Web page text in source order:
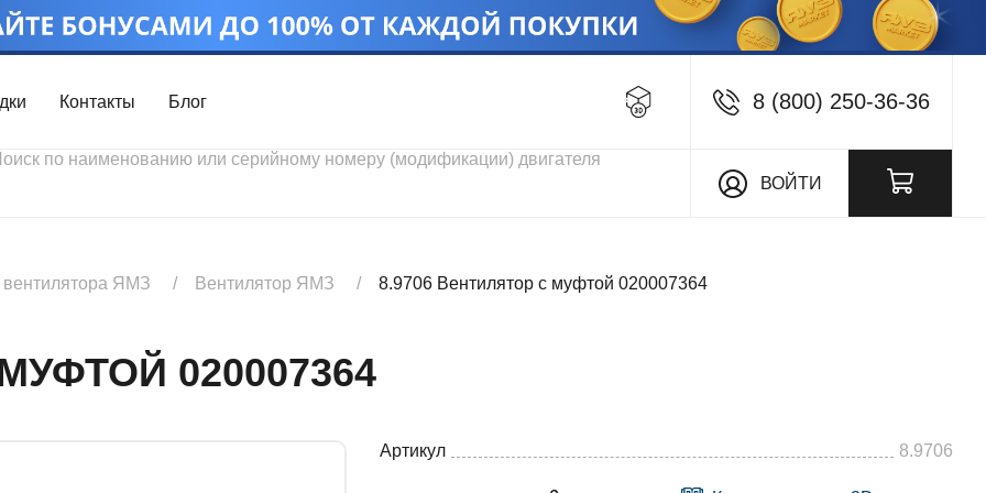
Контакты Блог 8 (800) 250-36-36
ВОЙТИ
Скидки
вентилятора ЯМЗ Вентилятор ЯМЗ 8.9706 Вентилятор с муфтой 020007364
020007364
Артикул 8.9706